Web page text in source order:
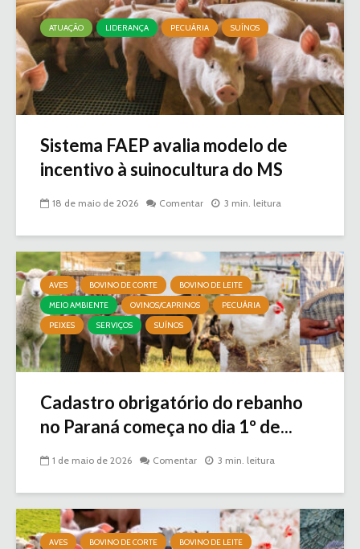
ATUAÇÃO LIDERANÇA PECUÁRIA SUÍNOS
Sistema FAEP avalia modelo de
incentivo à suinocultura do MS
18 de maio de 2026 Comentar 3 min. leitura
AVES BOVINO DE CORTE
BOVINO DE LEITE
MEIO AMBIENTE
OVINOS/CAPRINOS
PECUÁRIA
PEIXES
SERVIÇOS SUÍNOS
Cadastro obrigatório do rebanho
no Paraná começa no dia 1º de...
1 de maio de 2026 Comentar 3 min. leitura
AVES BOVINO DE CORTE
BOVINO DE LEITE